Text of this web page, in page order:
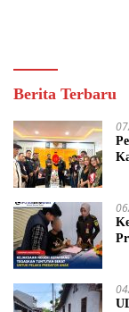
Berita Terbaru